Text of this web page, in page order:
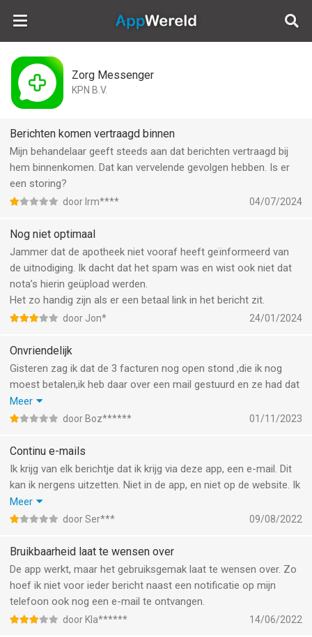
AppWereld
Zorg Messenger
KPN B.V.
Berichten komen vertraagd binnen
Mijn behandelaar geeft steeds aan dat berichten vertraagd bij
hem binnenkomen. Dat kan vervelende gevolgen hebben. Is er
een storing?
door Irm**** 04/07/2024
Nog niet optimaal
Jammer dat de apotheek niet vooraf heeft geïnformeerd van
de uitnodiging. Ik dacht dat het spam was en wist ook niet dat
nota’s hierin geüpload werden.
Het zo handig zijn als er een betaal link in het bericht zit.
door Jon* 24/01/2024
Onvriendelijk
Gisteren zag ik dat de 3 facturen nog open stond ,die ik nog
moest betalen,ik heb daar over een mail gestuurd en ze had dat
na gekeken dat het niet verwerkt was.
Ik gaf aan dat ik betaald heb ,maar dat geloofden ze niet,de
Ik ben nog naar huis gegaan om mijn bankrekening te laten zien
met de betalingen
Zeer onvriendelijke assistente
Meer
door Boz****** 01/11/2023
Continu e-mails
Ik krijg van elk berichtje dat ik krijg via deze app, een e-mail. Dit
kan ik nergens uitzetten. Niet in de app, en niet op de website. Ik
kan ook nergens bericht maken van dit probleem, daarom
probeer ik het via deze weg. Vanochtend heb ik 6 mails
mails in 5 minuten. Dit is erg vervelend en ik hoop dat mijn
probleem opgelost kan worden.
Meer
door Ser*** 09/08/2022
Bruikbaarheid laat te wensen over
De app werkt, maar het gebruiksgemak laat te wensen over. Zo
hoef ik niet voor ieder bericht naast een notificatie op mijn
telefoon ook nog een e-mail te ontvangen.
door Kla****** 14/06/2022